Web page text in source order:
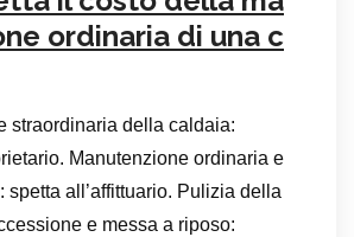
ordinaria di una c
straordinaria della caldaia:
Manutenzione ordinaria e
spetta all’affittuario. Pulizia della
e messa a riposo: